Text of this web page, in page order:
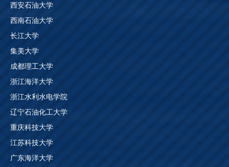
西安石油大学
西南石油大学
长江大学
集美大学
成都理工大学
浙江海洋大学
浙江水利水电学院
辽宁石油化工大学
重庆科技大学
江苏科技大学
广东海洋大学